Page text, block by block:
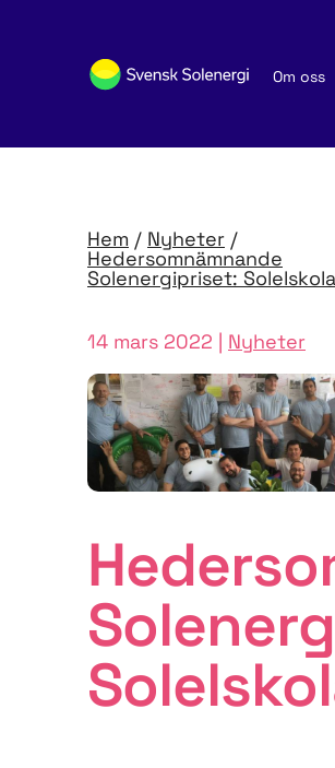
Om oss
Hem / Nyheter /
Hedersomnämnande
Solenergipriset:
14 mars 2022 | Nyheter